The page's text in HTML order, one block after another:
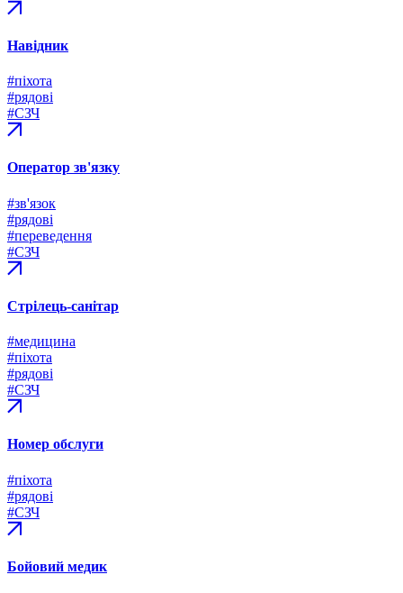
Навідник
#піхота
#рядові
#СЗЧ
Оператор зв'язку
#зв'язок
#рядові
#переведення
#СЗЧ
Стрілець-санітар
#медицина
#піхота
#рядові
#СЗЧ
Номер обслуги
#піхота
#рядові
#СЗЧ
Бойовий медик